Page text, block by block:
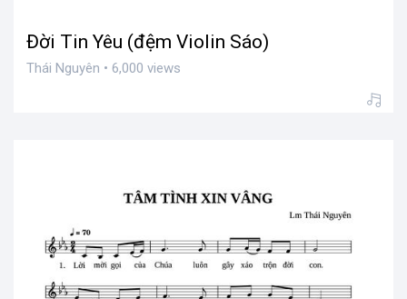
Đời Tin Yêu (đệm Violin Sáo)
Thái Nguyên • 6,000 views